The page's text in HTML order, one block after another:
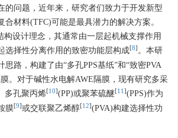
的问题，近年来，研究者们致力于开发新型
合材料(TFC)可能是最具潜力的解决方案。
构设计理念，其通常由一层起机械支撑作用
选择性分离作用的致密功能层构成[8] 。本研
思路，构建了由“多孔PPS基纸”和“致密PVA
。对于碱性水电解AWE隔膜，现有研究多采
多孔聚丙烯[10](PP)或聚苯硫醚[11 ](PPS)作为
膜[9]或交联聚乙烯醇[12](PVA)构建选择性功